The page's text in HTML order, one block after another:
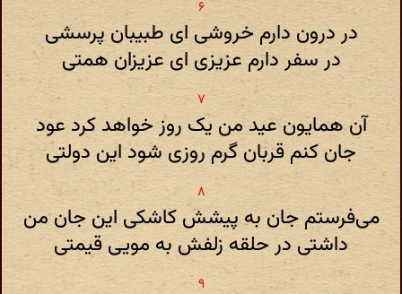
در درون دارم خروشی ای طبیبان پرسشی
در سفر دارم عزیزی ای عزیزان همتی
آن همایون عید من یک روز خواهد کرد عود
جان کنم قربان گرم روزی شود این دولتی
می‌فرستم جان به پیشش کاشکی این جان من
داشتی در حلقه زلفش به مویی قیمتی